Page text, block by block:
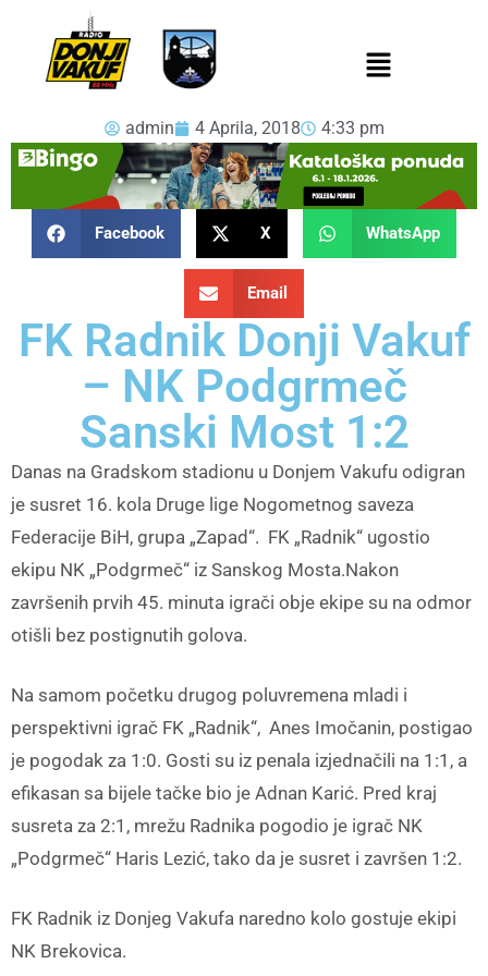
admin 4 Aprila, 2018 4:33 pm
Facebook X WhatsApp
Email
FK Radnik Donji Vakuf
– NK Podgrmeč
Sanski Most 1:2
Danas na Gradskom stadionu u Donjem Vakufu odigran
je susret 16. kola Druge lige Nogometnog saveza
Federacije BiH, grupa „Zapad“. FK „Radnik“ ugostio
ekipu NK „Podgrmeč“ iz Sanskog Mosta.Nakon
završenih prvih 45. minuta igrači obje ekipe su na odmor
otišli bez postignutih golova.
Na samom početku drugog poluvremena mladi i
perspektivni igrač FK „Radnik“, Anes Imočanin, postigao
je pogodak za 1:0. Gosti su iz penala izjednačili na 1:1, a
efikasan sa bijele tačke bio je Adnan Karić. Pred kraj
susreta za 2:1, mrežu Radnika pogodio je igrač NK
„Podgrmeč“ Haris Lezić, tako da je susret i završen 1:2.
FK Radnik iz Donjeg Vakufa naredno kolo gostuje ekipi
NK Brekovica.